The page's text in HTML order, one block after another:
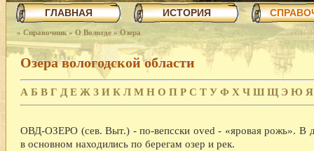
ГЛАВНАЯ ИСТОРИЯ
» Справочник » О Вологде » Озера
Озера вологодской области
А Б В Г Д Е Ж З И К Л М Н О П Р С Т У Ф Х Ч Ш Щ Э Ю Я
ОВД-ОЗЕРО (сев. Выт.) - по-вепсски oved - «яровая рожь». В
в основном находились по берегам озер и рек.